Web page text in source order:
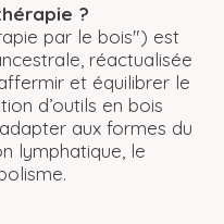
?
par le bois") est
réactualisée
et équilibrer le
d’outils en bois
aux formes du
lymphatique, le